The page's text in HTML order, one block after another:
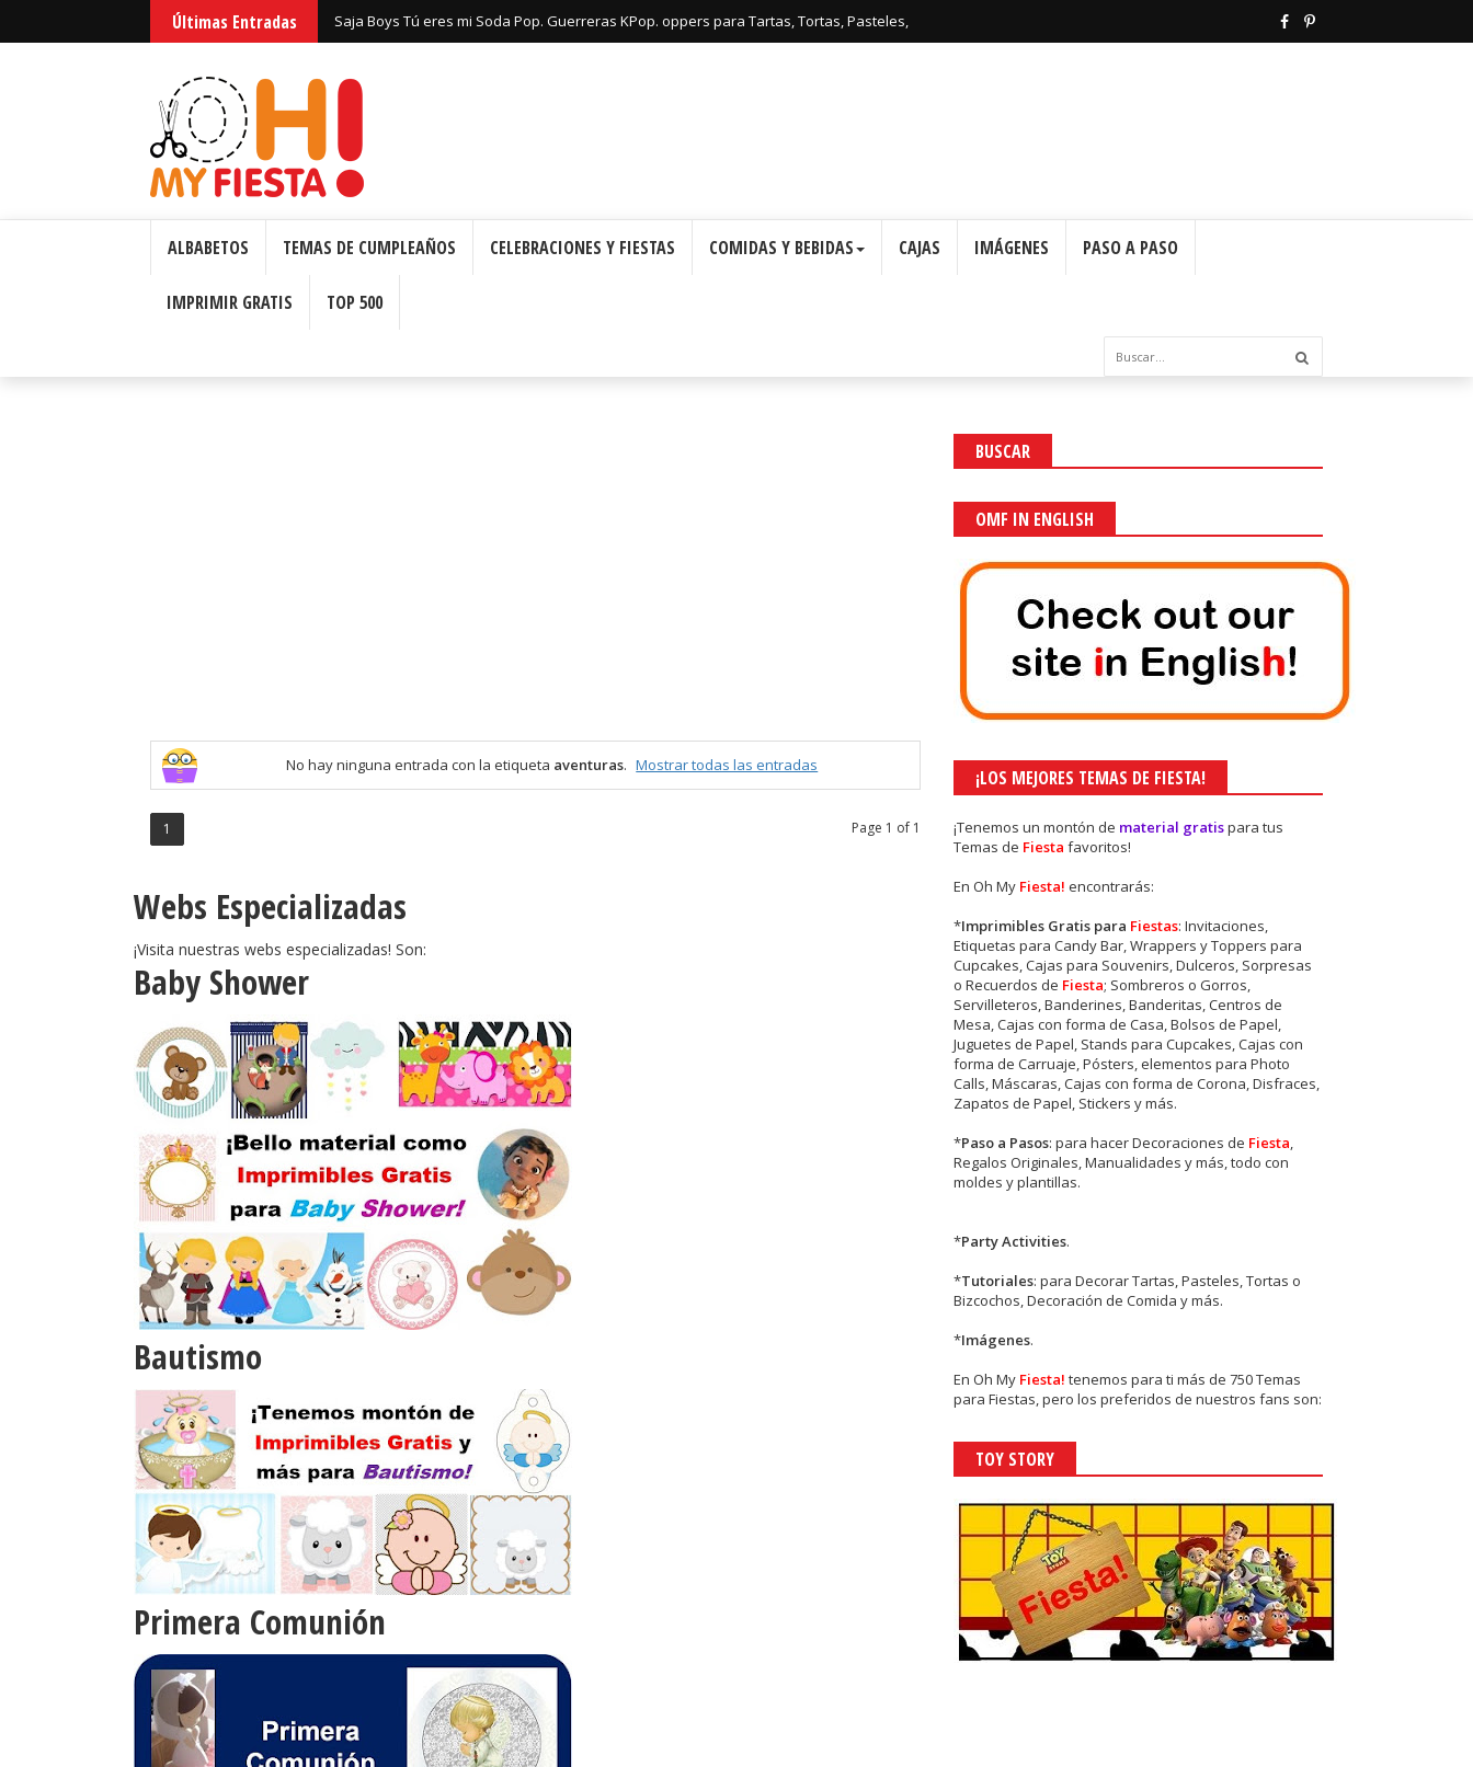
Últimas Entradas Saja Boys Tú eres mi Soda Pop. Guerreras KPop. oppers para Tartas, Tortas, Pasteles,
ALBABETOS TEMAS DE CUMPLEAÑOS CELEBRACIONES Y FIESTAS COMIDAS Y BEBIDAS CAJAS IMÁGENES PASO A PASO
IMPRIMIR GRATIS TOP 500
No hay ninguna entrada con la etiqueta aventuras. Mostrar todas las entradas
Page 1 of 1
1
Webs Especializadas
¡Visita nuestras webs especializadas! Son:
Baby Shower
Bautismo
Primera Comunión
BUSCAR
OMF IN ENGLISH
¡LOS MEJORES TEMAS DE FIESTA!
¡Tenemos un montón de material gratispara tus
Temas de Fiestafavoritos!
En Oh My Fiesta!encontrarás:
*Imprimibles Gratis para Fiestas: Invitaciones,
Etiquetas para Candy Bar, Wrappers y Toppers para
Cupcakes, Cajas para Souvenirs, Dulceros, Sorpresas
o Recuerdos de Fiesta; Sombreros o Gorros,
Servilleteros, Banderines, Banderitas, Centros de
Mesa, Cajas con forma de Casa, Bolsos de Papel,
Juguetes de Papel, Stands para Cupcakes, Cajas con
forma de Carruaje, Pósters, elementos para Photo
Calls, Máscaras, Cajas con forma de Corona, Disfraces,
Zapatos de Papel, Stickers y más.
*Paso a Pasos: para hacer Decoraciones de Fiesta,
Regalos Originales, Manualidades y más, todo con
moldes y plantillas.
*Party Activities.
*Tutoriales: para Decorar Tartas, Pasteles, Tortas o
Bizcochos, Decoración de Comida y más.
*Imágenes.
EnOh My Fiesta! tenemos para ti más de 750 Temas
para Fiestas, pero los preferidos de nuestros fans son:
TOY STORY